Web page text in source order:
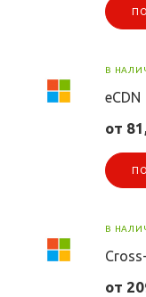
В
eCDN
от
В
от